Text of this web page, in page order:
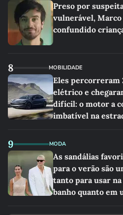
Preso por
vulnerável,
confundido
8 MOBILIDADE
Eles percorreram
elétrico e
difícil: o motor a
imbatível na
9 MODA
As sandálias
para o verão são
tanto para usar
banho quanto em